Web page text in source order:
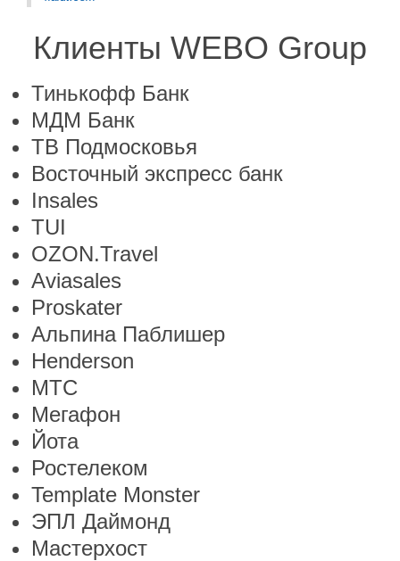
Клиенты WEBO Group
Тинькофф Банк
МДМ Банк
ТВ Подмосковья
Восточный экспресс банк
Insales
TUI
OZON.Travel
Aviasales
Proskater
Альпина Паблишер
Henderson
МТС
Мегафон
Йота
Ростелеком
Template Monster
ЭПЛ Даймонд
Мастерхост